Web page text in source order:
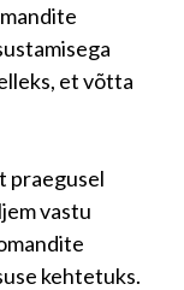
et võtta
praegusel
vastu
kehtetuks.